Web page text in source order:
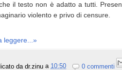
il testo non è adatto a tutti.
violento e privo di censure.
leggere...»
da dr.zinu a 10:50 0 commenti